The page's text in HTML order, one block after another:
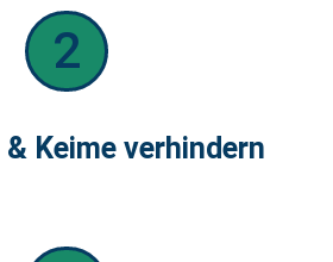
2
Keime verhindern